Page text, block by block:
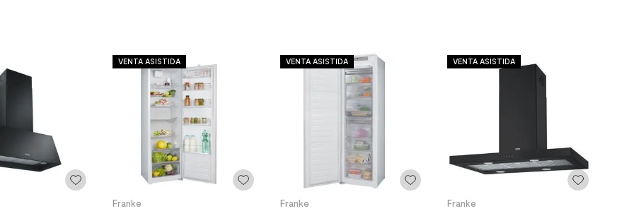
VENTA ASISTIDA
Franke
VENTA ASISTIDA
Franke
VENTA ASISTIDA
Franke